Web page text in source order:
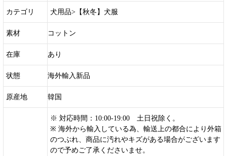
カテゴリ 犬用品>【秋冬】犬服
素材 コットン
在庫 あり
状態 海外輸入新品
原産地 韓国
※ 対応時間：10:00-19:00 土日祝除く。
※ 海外から輸入している為、輸送上の都合により外箱
のつぶれ、商品に汚れやキズがある場合がございます
ので予めご了承くださいませ。